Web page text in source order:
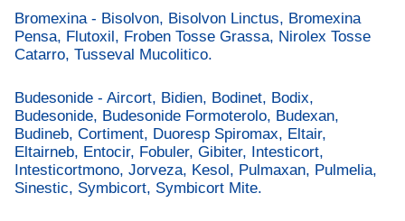
Bromexina - Bisolvon, Bisolvon Linctus, Bromexina
Pensa, Flutoxil, Froben Tosse Grassa, Nirolex Tosse
Catarro, Tusseval Mucolitico.
Budesonide - Aircort, Bidien, Bodinet, Bodix,
Budesonide, Budesonide Formoterolo, Budexan,
Budineb, Cortiment, Duoresp Spiromax, Eltair,
Eltairneb, Entocir, Fobuler, Gibiter, Intesticort,
Intesticortmono, Jorveza, Kesol, Pulmaxan, Pulmelia,
Sinestic, Symbicort, Symbicort Mite.